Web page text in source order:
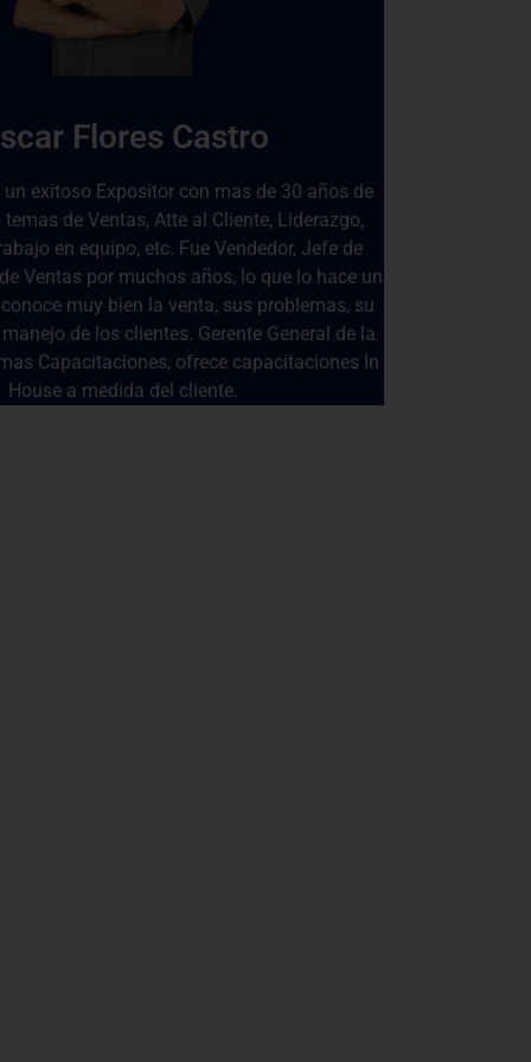
Flores Castro
un exitoso Expositor con mas de 30 años de
de Ventas, Atte al Cliente, Liderazgo,
en equipo, etc. Fue Vendedor, Jefe de
Ventas por muchos años, lo que lo hace un
muy bien la venta, sus problemas, su
de los clientes. Gerente General de la
Capacitaciones, ofrece capacitaciones In
House a medida del cliente.